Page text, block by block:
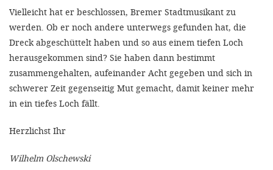
Vielleicht hat er beschlossen, Bremer Stadtmusikant zu
werden. Ob er noch andere unterwegs gefunden hat, die
Dreck abgeschüttelt haben und so aus einem tiefen Loch
herausgekommen sind? Sie haben dann bestimmt
zusammengehalten, aufeinander Acht gegeben und sich in
schwerer Zeit gegenseitig Mut gemacht, damit keiner mehr
in ein tiefes Loch fällt.
Herzlichst Ihr
Wilhelm Olschewski